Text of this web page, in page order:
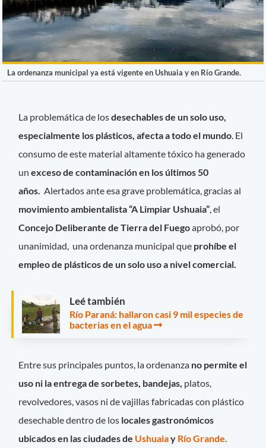
La ordenanza municipal ya está vigente en Ushuaia y en Río Grande.
La problemática de losdesechables de un solo uso,
especialmente los plásticos, afecta a todo el mundo . El
consumo de este material altamente tóxico ha generado
un exceso de contaminación en los últimos 50
años. Alertados ante esa grave problemática, gracias al
movimiento ambientalista “A Limpiar Ushuaia” , el
Concejo Deliberante de Tierra del Fuegoaprobó, por
unanimidad, una ordenanza municipal que prohíbe el
empleo de plásticos de un solo uso a nivel comercial.
Leé también
Río Paraná: hallaron casi 9 mil especies de
bacterias en el agua
Entre sus principales puntos, la ordenanza no permite el
uso ni la entrega de sorbetes, bandejas, platos,
revolvedores, vasos ni de vajillas fabricadas con plástico
desechable dentro de los locales gastronómicos
ubicados en las ciudades de Ushuaiay Río Grande.